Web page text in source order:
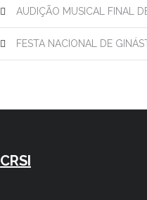
AUDIÇÃO MUSICAL FINAL
FESTA NACIONAL DE
CRSI